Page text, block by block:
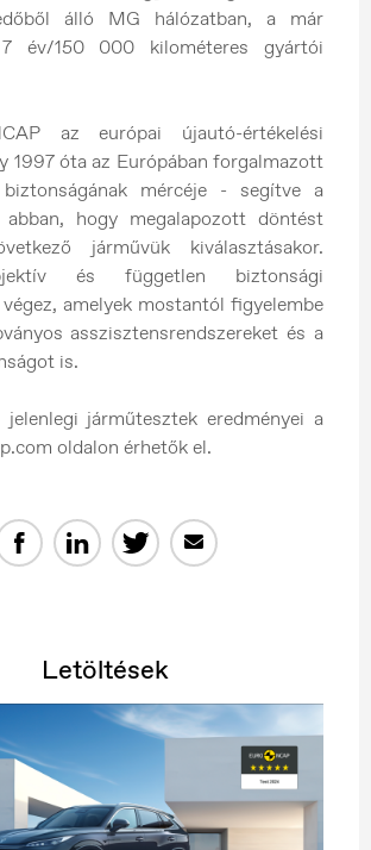
álló MG hálózatban, a már
év/150 000 kilométeres gyártói
az európai újautó-értékelési
1997 óta az Európában forgalmazott
mércéje - segítve a
abban, hogy megalapozott döntést
járművük kiválasztásakor.
és független biztonsági
amelyek mostantól figyelembe
asszisztensrendszereket és a
is.
járműtesztek eredményei a
oldalon érhetők el.
Letöltések